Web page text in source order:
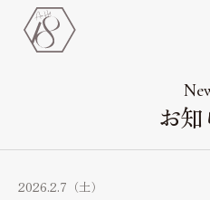
チャペル＆会場＆付帯設備
Bridal fair
お
2026.2.7（土）